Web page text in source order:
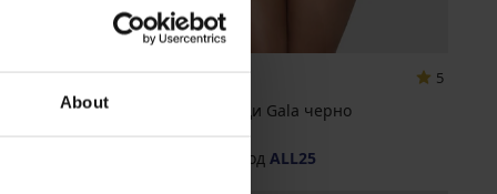
About
-25 % ALL25
5
Дамско стягащо боди Gala черно
67,99 €(132,98 лв.)
код ALL25